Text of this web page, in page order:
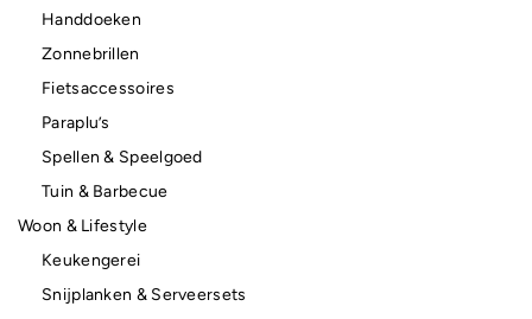
Handdoeken
Zonnebrillen
Fietsaccessoires
Paraplu’s
Spellen & Speelgoed
Tuin & Barbecue
Woon & Lifestyle
Keukengerei
Snijplanken & Serveersets